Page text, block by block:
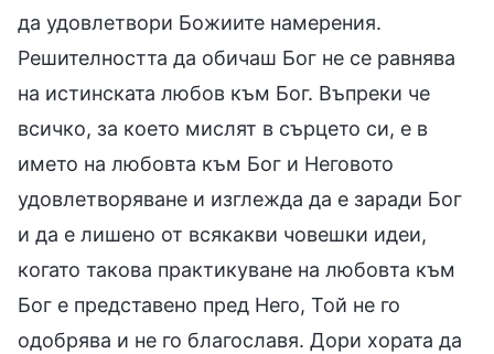
да удовлетвори Божиите намерения.
Решителността да обичаш Бог не се равнява
на истинската любов към Бог. Въпреки че
всичко, за което мислят в сърцето си, е в
името на любовта към Бог и Неговото
удовлетворяване и изглежда да е заради Бог
и да е лишено от всякакви човешки идеи,
когато такова практикуване на любовта към
Бог е представено пред Него, Той не го
одобрява и не го благославя. Дори хората да